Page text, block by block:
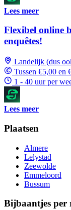
Lees meer
Flexibel online
enquêtes!
Landelijk (dus
Tussen €5,00 en
1 - 40 uur per
Lees meer
Plaatsen
Almere
Lelystad
Zeewolde
Emmeloord
Bussum
Bijbaantjes per